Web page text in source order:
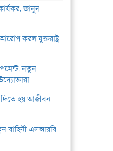
জানুন
করল যুক্তরাষ্ট্র
নতুন
দিতে হয় আজীবন
বাহিনী এসআরবি